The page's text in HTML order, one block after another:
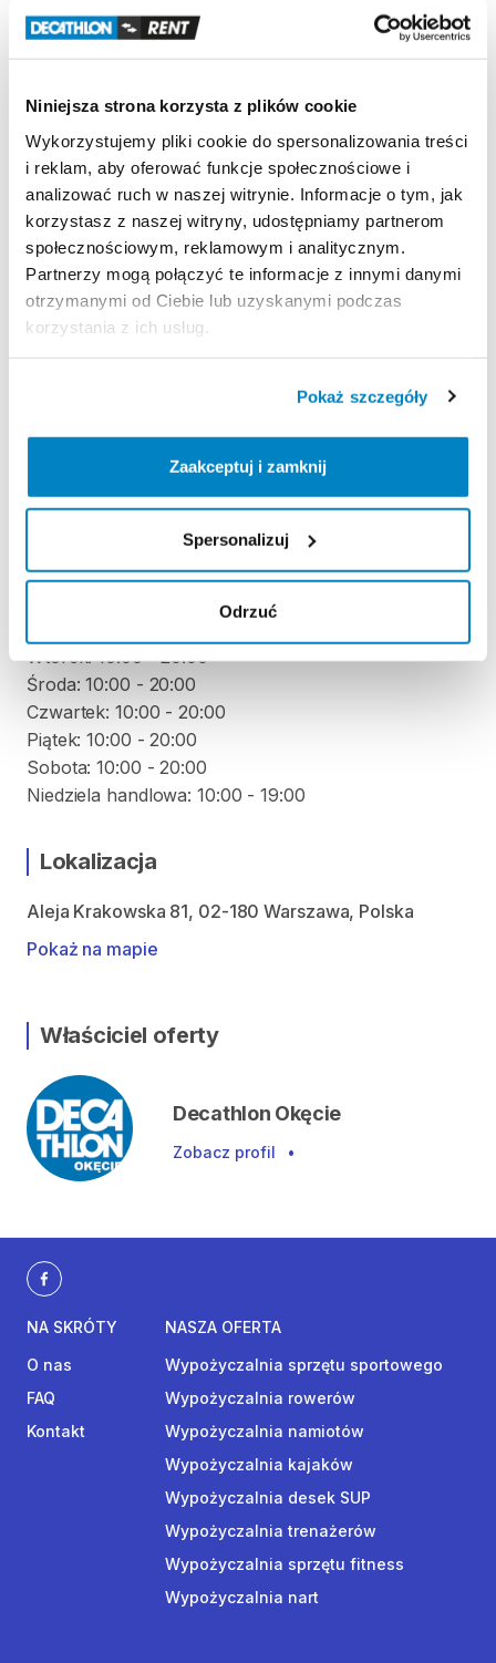
Niniejsza strona korzysta z plików cookie
Wykorzystujemy pliki cookie do spersonalizowania treści
i reklam, aby oferować funkcje społecznościowe i
analizować ruch w naszej witrynie. Informacje o tym, jak
korzystasz z naszej witryny, udostępniamy partnerom
społecznościowym, reklamowym i analitycznym.
Partnerzy mogą połączyć te informacje z innymi danymi
otrzymanymi od Ciebie lub uzyskanymi podczas
korzystania z ich usług.
Pokaż szczegóły
Zaakceptuj i zamknij
Spersonalizuj
Odrzuć
wysokość: 60 cm
pompka.
Zasady wypożyczenia
REGULAMIN
Regulamin wypożyczalni
KAUCJA
Nie pobieramy kaucji za wypożyczenie tego
produktu
ODBIÓR I ZWROT SPRZĘTU
Wtorek: 10:00 - 20:00
Środa: 10:00 - 20:00
Czwartek: 10:00 - 20:00
Piątek: 10:00 - 20:00
Sobota: 10:00 - 20:00
Niedziela handlowa: 10:00 - 19:00
Lokalizacja
Aleja Krakowska 81, 02-180 Warszawa, Polska
Pokaż na mapie
Właściciel oferty
Decathlon Okęcie
Zobacz profil •
NA SKRÓTY
O nas
FAQ
Kontakt
NASZA OFERTA
Wypożyczalnia sprzętu sportowego
Wypożyczalnia rowerów
Wypożyczalnia namiotów
Wypożyczalnia kajaków
Wypożyczalnia desek SUP
Wypożyczalnia trenażerów
Wypożyczalnia sprzętu fitness
Wypożyczalnia nart